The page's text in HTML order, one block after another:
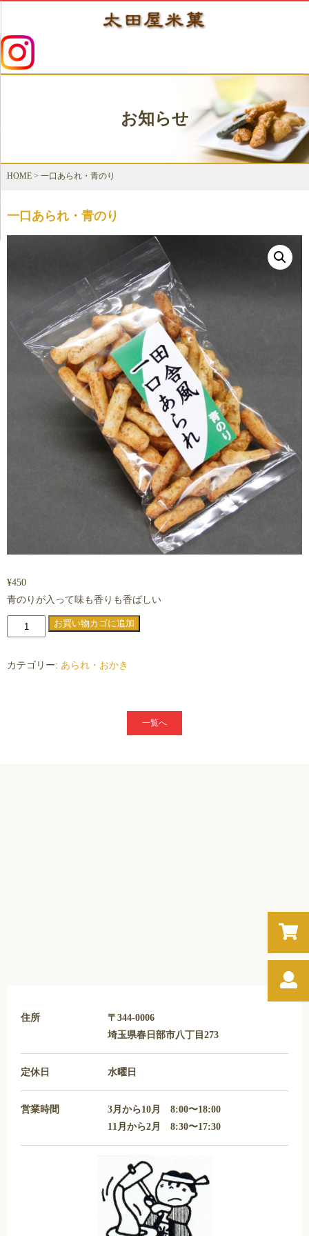
お知らせ
HOME > 一口あられ・青のり
一口あられ・青のり
¥450
青のりが入って味も香りも香ばしい
口
お買い物カゴに追加
カテゴリー: あられ・おかき
一覧へ
住所
〒344-0006
埼玉県春日部市八丁目273
定休日 水曜日
営業時間
3月から10月 8:00〜18:00
11月から2月 8:30〜17:30